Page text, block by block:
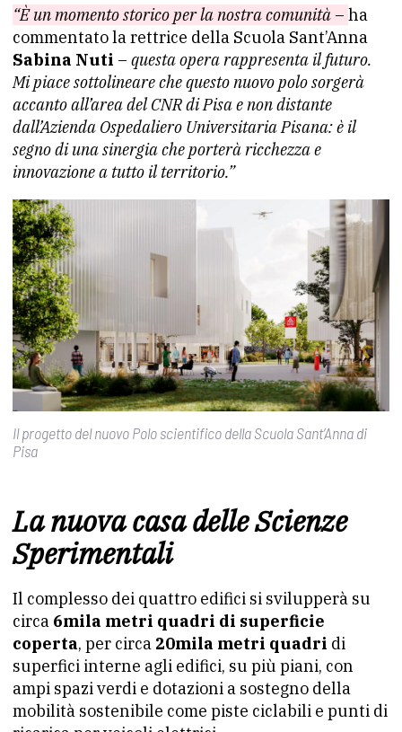
“È un momento storico per la nostra comunità – ha
commentato la rettrice della Scuola Sant’Anna
Sabina Nuti – questa opera rappresenta il futuro.
Mi piace sottolineare che questo nuovo polo sorgerà
accanto all’area del CNR di Pisa e non distante
dall’Azienda Ospedaliero Universitaria Pisana: è il
segno di una sinergia che porterà ricchezza e
innovazione a tutto il territorio.”
Il progetto del nuovo Polo scientifico della Scuola Sant’Anna di
Pisa
La nuova casa delle Scienze
Sperimentali
Il complesso dei quattro edifici si svilupperà su
circa 6mila metri quadri di superficie
coperta, per circa 20mila metri quadri di
superfici interne agli edifici, su più piani, con
ampi spazi verdi e dotazioni a sostegno della
mobilità sostenibile come piste ciclabili e punti di